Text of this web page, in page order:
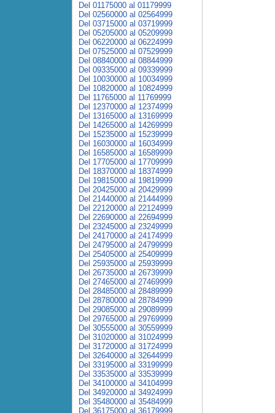
Del 01175000 al 01179999
Del 02560000 al 02564999
Del 03715000 al 03719999
Del 05205000 al 05209999
Del 06220000 al 06224999
Del 07525000 al 07529999
Del 08840000 al 08844999
Del 09335000 al 09339999
Del 10030000 al 10034999
Del 10820000 al 10824999
Del 11765000 al 11769999
Del 12370000 al 12374999
Del 13165000 al 13169999
Del 14265000 al 14269999
Del 15235000 al 15239999
Del 16030000 al 16034999
Del 16585000 al 16589999
Del 17705000 al 17709999
Del 18370000 al 18374999
Del 19815000 al 19819999
Del 20425000 al 20429999
Del 21440000 al 21444999
Del 22120000 al 22124999
Del 22690000 al 22694999
Del 23245000 al 23249999
Del 24170000 al 24174999
Del 24795000 al 24799999
Del 25405000 al 25409999
Del 25935000 al 25939999
Del 26735000 al 26739999
Del 27465000 al 27469999
Del 28485000 al 28489999
Del 28780000 al 28784999
Del 29085000 al 29089999
Del 29765000 al 29769999
Del 30555000 al 30559999
Del 31020000 al 31024999
Del 31720000 al 31724999
Del 32640000 al 32644999
Del 33195000 al 33199999
Del 33535000 al 33539999
Del 34100000 al 34104999
Del 34920000 al 34924999
Del 35480000 al 35484999
Del 36175000 al 36179999